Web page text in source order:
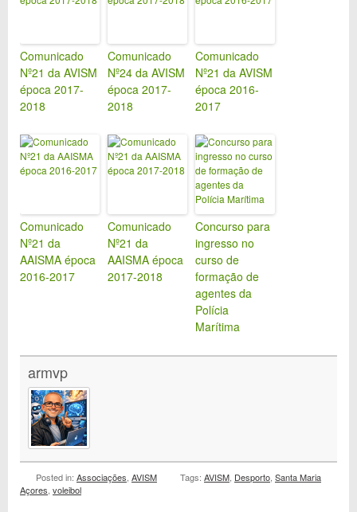
Comunicado
Nº21 da AVISM
época 2017-
2018
Comunicado
Nº24 da AVISM
época 2017-
2018
Comunicado
Nº21 da AVISM
época 2016-
2017
Comunicado
Nº21 da
AAISMA época
2016-2017
Comunicado
Nº21 da
AAISMA época
2017-2018
Concurso para
ingresso no
curso de
formação de
agentes da
Polícia
Marítima
armvp
Posted in: Associações AVISM Tags: AVISM Desporto Santa Maria
Açores voleibol